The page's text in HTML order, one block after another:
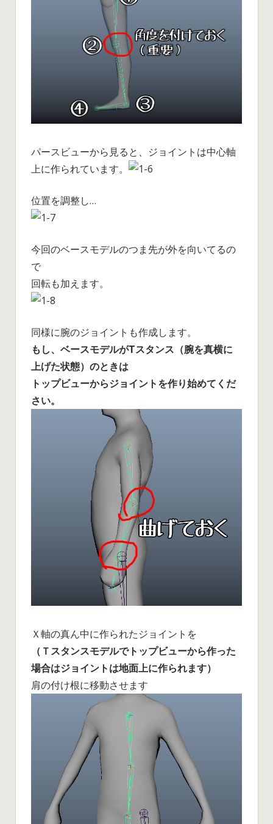
パースビューから見ると、ジョイントは中心軸
上に作られています。
位置を調整し…
今回のベースモデルのつま先が外を向いてるの
で
回転も加えます。
同様に腕のジョイントも作成します。
もし、ベースモデルがTスタンス（腕を真横に
上げた状態）のときは
トップビューからジョイントを作り始めてくだ
さい。
Ｘ軸の真ん中に作られたジョイントを
（Ｔスタンスモデルでトップビューから作った
場合はジョイントは地面上に作られます）
肩の付け根に移動させます